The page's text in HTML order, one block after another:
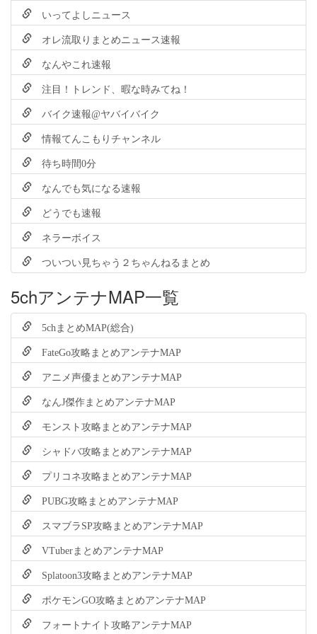
いってよしニュース
オレ流取りまとめニュース速報
なんやこれ速報
注目！トレンド、暇な時みてね！
バイク速報@ヤバイバイク
情報てんこもりチャンネル
待ち時間0分
なんでも気になる速報
どうでも速報
ネラーボイス
ついつい見ちゃう２ちゃんねるまとめ
5chアンテナMAP一覧
5chまとめMAP(総合)
FateGo攻略まとめアンテナMAP
アニメ声優まとめアンテナMAP
なんJ傑作まとめアンテナMAP
モンスト攻略まとめアンテナMAP
シャドバ攻略まとめアンテナMAP
プリコネ攻略まとめアンテナMAP
PUBG攻略まとめアンテナMAP
スマブラSP攻略まとめアンテナMAP
VTuberまとめアンテナMAP
Splatoon3攻略まとめアンテナMAP
ポケモンGO攻略まとめアンテナMAP
フォートナイト攻略アンテナMAP